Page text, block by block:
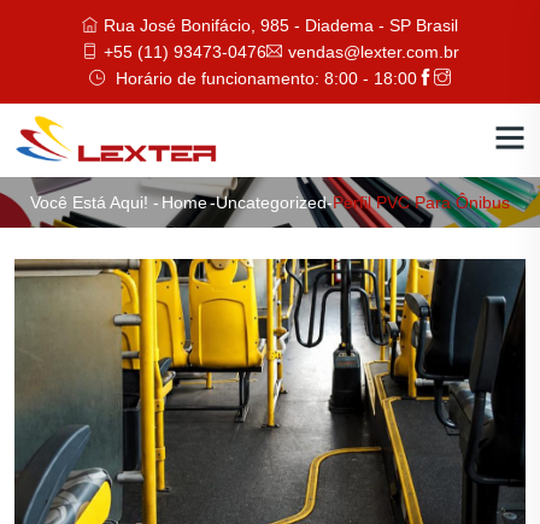
Rua José Bonifácio, 985 - Diadema - SP Brasil
+55 (11) 93473-0476
vendas@lexter.com.br
Horário de funcionamento: 8:00 - 18:00
Você Está Aqui! -Home-Uncategorized-Perfil PVC Para Ônibus